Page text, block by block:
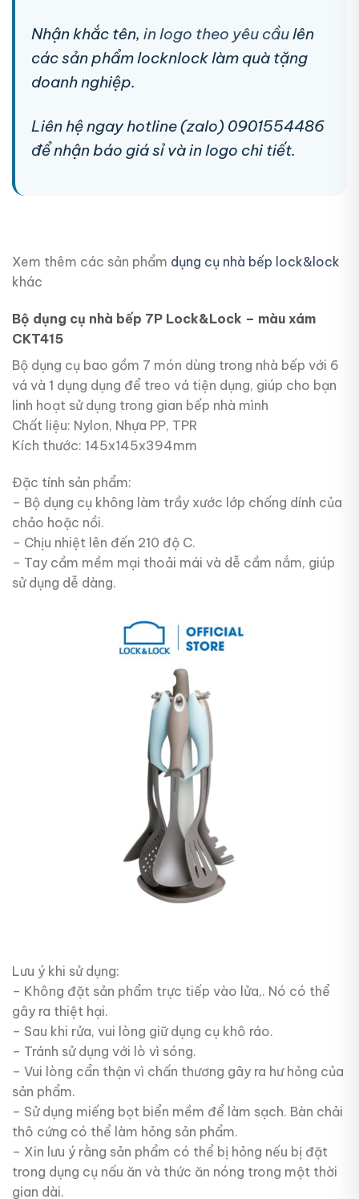
Nhận khắc tên, in logo theo yêu cầu lên
các sản phẩm locknlock làm quà tặng
doanh nghiệp.
Liên hệ ngay hotline (zalo) 0901554486
để nhận báo giá sỉ và in logo chi tiết.
Xem thêm các sản phẩm dụng cụ nhà bếp lock&lock
khác
Bộ dụng cụ nhà bếp 7P Lock&Lock – màu xám
CKT415
Bộ dụng cụ bao gồm 7 món dùng trong nhà bếp với 6
vá và 1 dụng dụng để treo vá tiện dụng, giúp cho bạn
linh hoạt sử dụng trong gian bếp nhà mình
Chất liệu: Nylon, Nhựa PP, TPR
Kích thước: 145x145x394mm
Đặc tính sản phẩm:
– Bộ dụng cụ không làm trầy xước lớp chống dính của
chảo hoặc nồi.
– Chịu nhiệt lên đến 210 độ C.
– Tay cầm mềm mại thoải mái và dễ cầm nắm, giúp
sử dụng dễ dàng.
Lưu ý khi sử dụng:
– Không đặt sản phẩm trực tiếp vào lửa,. Nó có thể
gây ra thiệt hại.
– Sau khi rửa, vui lòng giữ dụng cụ khô ráo.
– Tránh sử dụng với lò vì sóng.
– Vui lòng cẩn thận vì chấn thương gây ra hư hỏng của
sản phẩm.
– Sử dụng miếng bọt biển mềm để làm sạch. Bàn chải
thô cứng có thể làm hỏng sản phẩm.
– Xin lưu ý rằng sản phẩm có thể bị hỏng nếu bị đặt
trong dụng cụ nấu ăn và thức ăn nóng trong một thời
gian dài.